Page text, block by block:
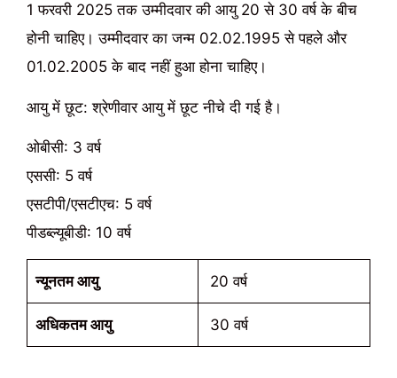
1 फरवरी 2025 तक उम्मीदवार की आयु 20 से 30 वर्ष के बीच
होनी चाहिए। उम्मीदवार का जन्म 02.02.1995 से पहले और
01.02.2005 के बाद नहीं हुआ होना चाहिए।
आयु में छूट: श्रेणीवार आयु में छूट नीचे दी गई है।
ओबीसी: 3 वर्ष
एससी: 5 वर्ष
एसटीपी/एसटीएच: 5 वर्ष
पीडब्ल्यूबीडी: 10 वर्ष
न्यूनतम आयु 20 वर्ष
अधिकतम आयु 30 वर्ष